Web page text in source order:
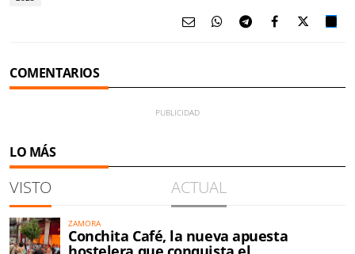
COMENTARIOS
LO MÁS
VISTO ACTUAL
ZAMORA
Conchita Café, la nueva apuesta